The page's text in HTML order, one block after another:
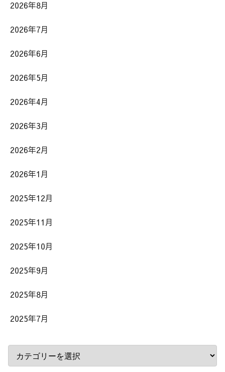
2026年8月
2026年7月
2026年6月
2026年5月
2026年4月
2026年3月
2026年2月
2026年1月
2025年12月
2025年11月
2025年10月
2025年9月
2025年8月
2025年7月